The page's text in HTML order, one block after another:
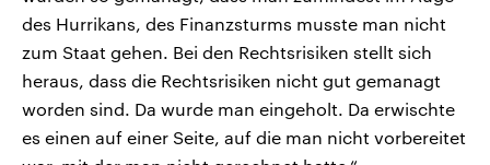
des Hurrikans, des Finanzsturms musste man nicht
zum Staat gehen. Bei den Rechtsrisiken stellt sich
heraus, dass die Rechtsrisiken nicht gut gemanagt
worden sind. Da wurde man eingeholt. Da erwischte
es einen auf einer Seite, auf die man nicht vorbereitet